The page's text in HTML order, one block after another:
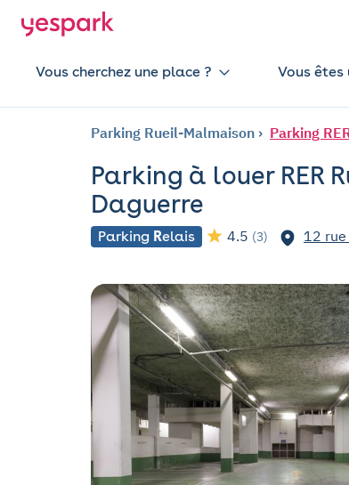
Vous cherchez une place ? Vous êtes
Parking Rueil-Malmaison Parking
Parking à louer RER
Daguerre
Parking Relais 4.5 (3) 12 rue